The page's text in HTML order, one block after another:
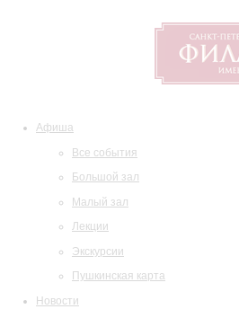
Афиша
Все события
Большой зал
Малый зал
Лекции
Экскурсии
Пушкинская карта
Новости